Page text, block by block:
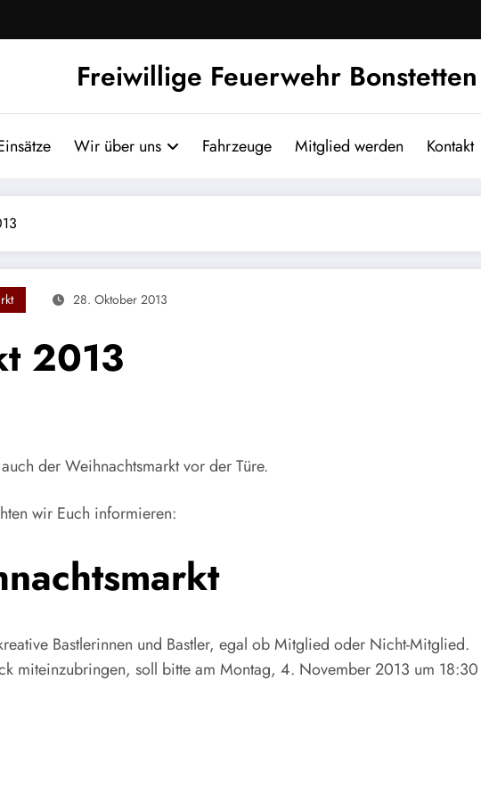
Freiwillige Feuerwehr Bonstetten
Wir über uns Fahrzeuge Mitglied werden Kontakt
28. Oktober 2013
2013
der Weihnachtsmarkt vor der Türe.
wir Euch informieren:
Bastlerinnen und Bastler, egal ob Mitglied oder Nicht-Mitglied.
miteinzubringen, soll bitte am Montag, 4. November 2013 um